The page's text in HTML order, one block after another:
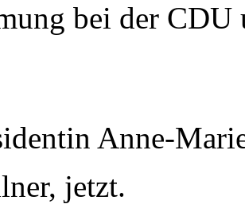
bei der CDU
Anne-
jetzt.